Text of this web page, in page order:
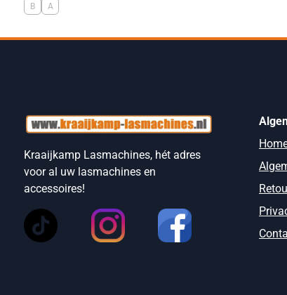
B A
Kraaijkamp Lasmachines, hét adres
voor al uw lasmachines en
accessoires!